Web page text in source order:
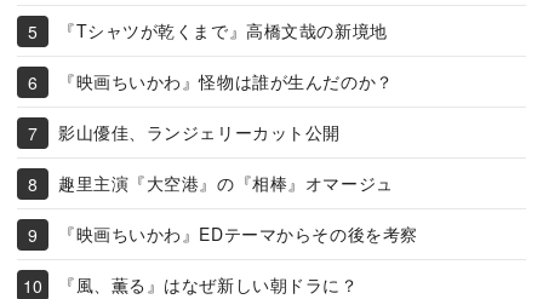
『Tシャツが乾くまで』高橋文哉の新境地
『映画ちいかわ』怪物は誰が生んだのか？
影山優佳、ランジェリーカット公開
趣里主演『大空港』の『相棒』オマージュ
『映画ちいかわ』EDテーマからその後を考察
『風、薫る』はなぜ新しい朝ドラに？